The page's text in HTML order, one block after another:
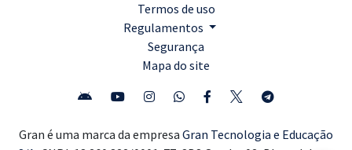
Termos de uso
Regulamentos
Segurança
Mapa do site
Gran é uma marca da empresa Gran Tecnologia e Educação